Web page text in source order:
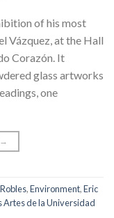
of his most
Vázquez, at the Hall
Corazón. It
glass artworks
one
→
,Environment,Eric
Artes de la Universidad